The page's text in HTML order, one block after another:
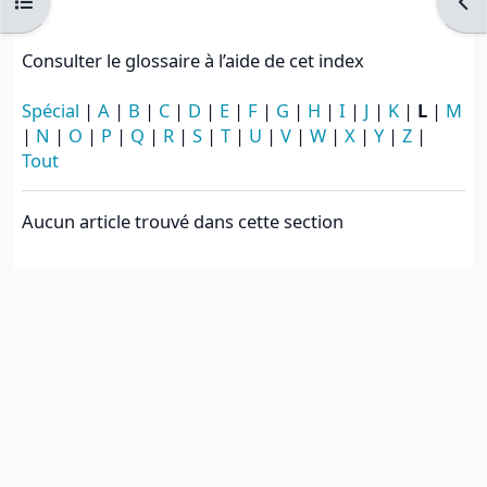
Consulter le glossaire à l’aide de cet index
Spécial | A | B | C | D | E | F | G | H | I | J | K | L | M
| N | O | P | Q | R | S | T | U | V | W | X | Y| Z |
Tout
Aucun article trouvé dans cette section